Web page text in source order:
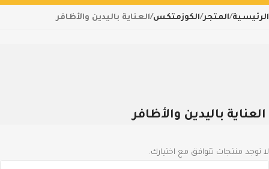
الرئيسية المتجر الكوزمتكس العناية باليدين والأظافر
العناية باليدين والأظافر
لا توجد منتجات تتوافق مع اختيارك.